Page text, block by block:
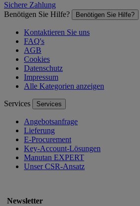
Sichere Zahlung
Benötigen Sie Hilfe?
Benötigen Sie Hilfe?
Kontaktieren Sie uns
FAQ's
AGB
Cookies
Datenschutz
Impressum
Alle Kategorien anzeigen
Services Services
Angebotsanfrage
Lieferung
E-Procurement
Key-Account-Lösungen
Manutan EXPERT
Unser CSR-Ansatz
Newsletter